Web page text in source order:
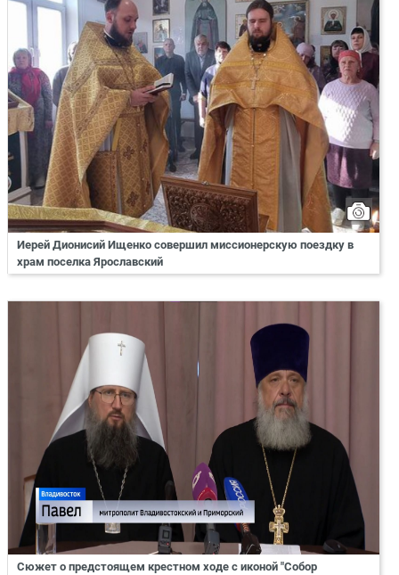
Иерей Дионисий Ищенко совершил миссионерскую поездку в
храм поселка Ярославский
Сюжет о предстоящем крестном ходе с иконой "Собор